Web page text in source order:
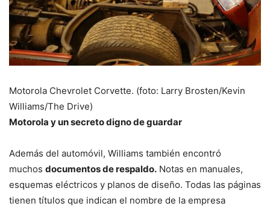
Motorola Chevrolet Corvette. (foto: Larry Brosten/Kevin
Williams/The Drive)
Motorola y un secreto digno de guardar
Además del automóvil, Williams también encontró
muchos documentos de respaldo. Notas en manuales,
esquemas eléctricos y planos de diseño. Todas las páginas
tienen títulos que indican el nombre de la empresa